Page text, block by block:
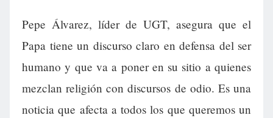
Pepe Álvarez, líder de UGT, asegura que el
Papa tiene un discurso claro en defensa del ser
humano y que va a poner en su sitio a quienes
mezclan religión con discursos de odio. Es una
noticia que afecta a todos los que queremos un